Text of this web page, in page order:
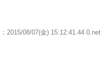
：2015/08/07(金) 15:12:41.44 0.net